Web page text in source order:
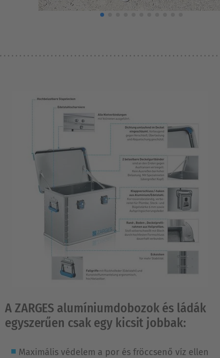
A ZARGES alumíniumdobozok és ládák
egyszerűen csak egy kicsit jobbak:
Maximális védelem a por és fröccsenő víz ellen